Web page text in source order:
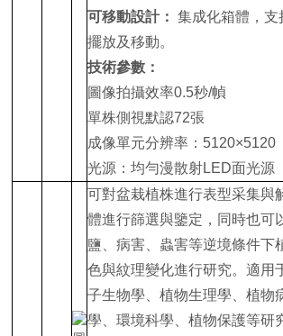
可移動設計： 集成化箱體，支
擺放及移動。
技術參數：
圖像拍攝效率0.5秒/幀
單株側視默認72張
成像單元分辨率：5120×5120
光源：均勻漫散射LED面光源
可對盆栽植株進行表型采集與
體進行篩選與鑒定，同時也可
鹽、病害、蟲害等逆境條件下
色與紋理變化進行研究。適用
子生物學、植物生理學、植物
學、環境科學、植物保護等研